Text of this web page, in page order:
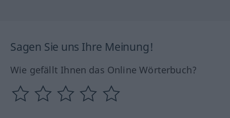
Sagen Sie uns Ihre Meinung!
Wie gefällt Ihnen das Online Wörterbuch?